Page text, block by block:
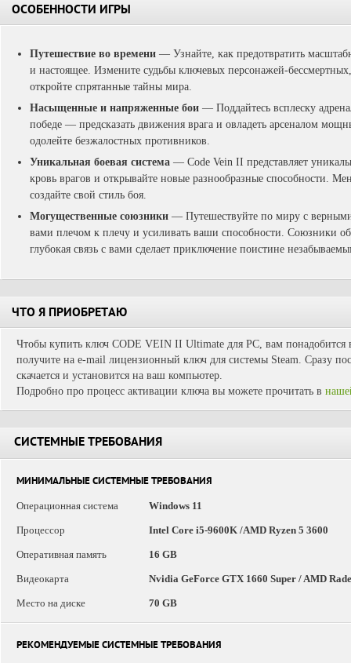
ОСОБЕННОСТИ ИГРЫ
Путешествие во времени — Узнайте, как предотвратить
и настоящее. Измените судьбы ключевых персонажей-
откройте спрятанные тайны мира.
Насыщенные и напряженные бои — Поддайтесь всплеску
победе — предсказать движения врага и овладеть арсеналом
одолейте безжалостных противников.
Уникальная боевая система — Code Vein II представляет
кровь врагов и открывайте новые разнообразные способности.
создайте свой стиль боя.
Могущественные союзники — Путешествуйте по миру с
вами плечом к плечу и усиливать ваши способности. Союзники
глубокая связь с вами сделает приключение поистине
ЧТО Я ПРИОБРЕТАЮ
Чтобы купить ключ CODE VEIN II Ultimate для PC, вам понадобится
получите на e-mail лицензионный ключ для системы Steam. Сразу
скачается и установится на ваш компьютер.
Подробно про процесс активации ключа вы можете прочитать в
СИСТЕМНЫЕ ТРЕБОВАНИЯ
МИНИМАЛЬНЫЕ СИСТЕМНЫЕ ТРЕБОВАНИЯ
Операционная система
Windows 11
Процессор Intel Core i5-9600K /AMD Ryzen 5 3600
Оперативная память 16 GB
Видеокарта Nvidia GeForce GTX 1660 Super / AMD
Место на диске 70 GB
РЕКОМЕНДУЕМЫЕ СИСТЕМНЫЕ ТРЕБОВАНИЯ